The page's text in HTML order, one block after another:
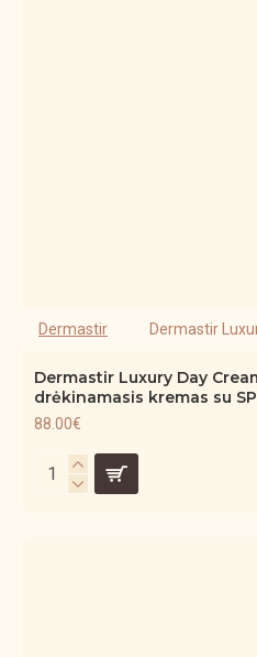
Dermastir Dermastir
Dermastir Luxury Day
drėkinamasis kremas su
88.00€